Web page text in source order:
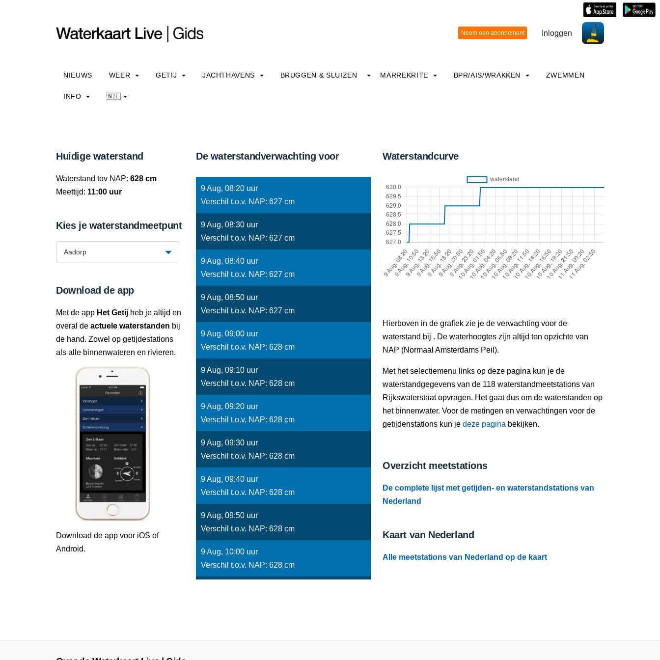
Inloggen
NIEUWS WEER GETIJ JACHTHAVENS BRUGGEN & SLUIZEN MARREKRITE BPR/AIS/WRAKKEN ZWEMMEN
INFO 🇳🇱
Huidige waterstand
Waterstand tov NAP: 628 cm
Meettijd: 11:00 uur
Kies je waterstandmeetpunt
Download de app
Met de app Het Getij heb je altijd en
overal de actuele waterstanden bij
de hand. Zowel op getijdestations
als alle binnenwateren en rivieren.
Download de app voor iOS of
Android.
De waterstandverwachting voor
9 Aug, 08:20 uur
Verschil t.o.v. NAP: 627 cm
9 Aug, 08:30 uur
Verschil t.o.v. NAP: 627 cm
9 Aug, 08:40 uur
Verschil t.o.v. NAP: 627 cm
9 Aug, 08:50 uur
Verschil t.o.v. NAP: 627 cm
9 Aug, 09:00 uur
Verschil t.o.v. NAP: 628 cm
9 Aug, 09:10 uur
Verschil t.o.v. NAP: 628 cm
9 Aug, 09:20 uur
Verschil t.o.v. NAP: 628 cm
9 Aug, 09:30 uur
Verschil t.o.v. NAP: 628 cm
9 Aug, 09:40 uur
Verschil t.o.v. NAP: 628 cm
9 Aug, 09:50 uur
Verschil t.o.v. NAP: 628 cm
9 Aug, 10:00 uur
Verschil t.o.v. NAP: 628 cm
Waterstandcurve
Hierboven in de grafiek zie je de verwachting voor de
waterstand bij . De waterhoogtes zijn altijd ten opzichte van
NAP (Normaal Amsterdams Peil).
Met het selectiemenu links op deze pagina kun je de
waterstandgegevens van de 118 waterstandmeetstations van
Rijkswaterstaat opvragen. Het gaat dus om de waterstanden op
het binnenwater. Voor de metingen en verwachtingen voor de
getijdenstations kun je deze pagina bekijken.
Overzicht meetstations
De complete lijst met getijden- en waterstandstations van
Nederland
Kaart van Nederland
Alle meetstations van Nederland op de kaart